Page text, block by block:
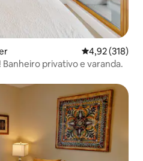
4,92 de uma
4,92 (318)
privativo e varanda.